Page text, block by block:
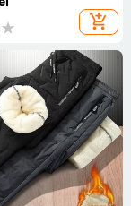
add_shopping_cart